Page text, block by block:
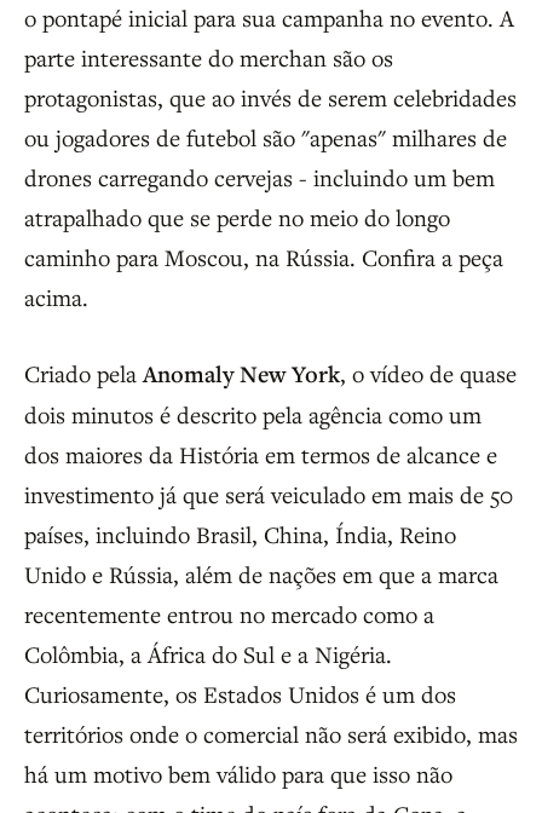
o pontapé inicial para sua campanha no evento. A
parte interessante do merchan são os
protagonistas, que ao invés de serem celebridades
ou jogadores de futebol são "apenas" milhares de
drones carregando cervejas - incluindo um bem
atrapalhado que se perde no meio do longo
caminho para Moscou, na Rússia. Confira a peça
acima.
Criado pelaAnomaly New York, o vídeo de quase
dois minutos é descrito pela agência como um
dos maiores da História em termos de alcance e
investimento já que será veiculado em mais de 50
países, incluindo Brasil, China, Índia, Reino
Unido e Rússia, além de nações em que a marca
recentemente entrou no mercado como a
Colômbia, a África do Sul e a Nigéria.
Curiosamente, os Estados Unidos é um dos
territórios onde o comercial não será exibido, mas
há um motivo bem válido para que isso não